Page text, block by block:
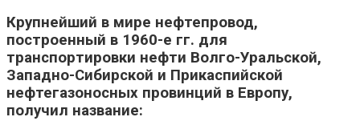
Крупнейший в мире нефтепровод,
построенный в 1960-е гг. для
транспортировки нефти Волго-Уральской,
Западно-Сибирской и Прикаспийской
нефтегазоносных провинций в Европу,
получил название: